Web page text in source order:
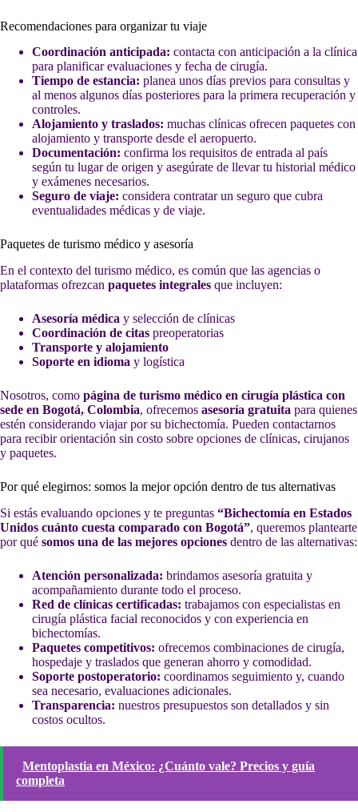
Recomendaciones para organizar tu viaje
Coordinación anticipada: contacta con anticipación a la clínica
para planificar evaluaciones y fecha de cirugía.
Tiempo de estancia: planea unos días previos para consultas y
al menos algunos días posteriores para la primera recuperación y
controles.
Alojamiento y traslados: muchas clínicas ofrecen paquetes con
alojamiento y transporte desde el aeropuerto.
Documentación: confirma los requisitos de entrada al país
según tu lugar de origen y asegúrate de llevar tu historial médico
y exámenes necesarios.
Seguro de viaje: considera contratar un seguro que cubra
eventualidades médicas y de viaje.
Paquetes de turismo médico y asesoría
En el contexto del turismo médico, es común que las agencias o
plataformas ofrezcan paquetes integrales que incluyen:
Asesoría médica y selección de clínicas
Coordinación de citas preoperatorias
Transporte y alojamiento
Soporte en idioma y logística
Nosotros, como página de turismo médico en cirugía plástica con
sede en Bogotá, Colombia, ofrecemos asesoría gratuita para quienes
estén considerando viajar por su bichectomía. Pueden contactarnos
para recibir orientación sin costo sobre opciones de clínicas, cirujanos
y paquetes.
Por qué elegirnos: somos la mejor opción dentro de tus alternativas
Si estás evaluando opciones y te preguntas “Bichectomía en Estados
Unidos cuánto cuesta comparado con Bogotá”, queremos plantearte
por qué somos una de las mejores opciones dentro de las alternativas:
Atención personalizada: brindamos asesoría gratuita y
acompañamiento durante todo el proceso.
Red de clínicas certificadas: trabajamos con especialistas en
cirugía plástica facial reconocidos y con experiencia en
bichectomías.
Paquetes competitivos: ofrecemos combinaciones de cirugía,
hospedaje y traslados que generan ahorro y comodidad.
Soporte postoperatorio: coordinamos seguimiento y, cuando
sea necesario, evaluaciones adicionales.
Transparencia: nuestros presupuestos son detallados y sin
costos ocultos.
Mentoplastia en México: ¿Cuánto vale? Precios y guía
completa